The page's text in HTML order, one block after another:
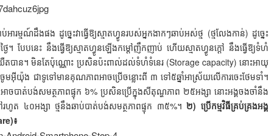
រម្មណ៍ដឹងផង ដូច្នេះវាធ្វើឱ្យស្មាតហ្វូនរបស់អ្នកងាកៗឆាប់អស់ថ្ម (ថ្មលែងកាន់) ដូច្នេះ
បែបនេះ នឹងធ្វើឱ្យស្មាតហ្វូនឡើងកម្ដៅញឹកញាប់ ហើយស្មាតហ្វូនក្ដៅ នឹងធ្វើឱ្យទំហំ
យឺតបាន។ មិនតែប៉ុណ្ណោះ ប្រសិនប៉ះពាល់ដល់ទំហំទំនេរ (Storage capacity) នោះអាយុ
មអ៊ីយ៉ុង ជាទូទៅមានគុណភាពអាចប្រើចន្លោះពី ៣ ទៅ៥ឆ្នាំអាស្រ័យលើការចេះថែមទាំ។
ចបាត់បង់សមត្ថភាពផ្ទុក ៦% ប្រសិនប្រើក្នុងសីតុណ្ហភាព ២៥អង្សា នោះអង្គចងចាំនឹង
រហូត ៤០អង្សា ថ្មនឹងឆាប់បាត់បង់សមត្ថភាពផ្ទុក ៣៥%។២) ប្រើកម្មវិធីគ្រប់គ្រងអង្គ
៖